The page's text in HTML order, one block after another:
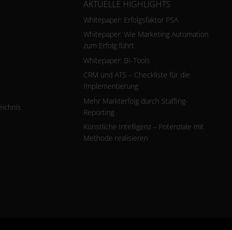
AKTUELLE HIGHLIGHTS
Whitepaper: Erfolgsfaktor PSA
Whitepaper: Wie Marketing Automation
zum Erfolg führt
Whitepaper: BI-Tools
CRM und ATS – Checkliste für die
Implementierung
Mehr Markterfolg durch Staffing-
Reporting
Künstliche Intelligenz – Potenziale mit
Methode realisieren